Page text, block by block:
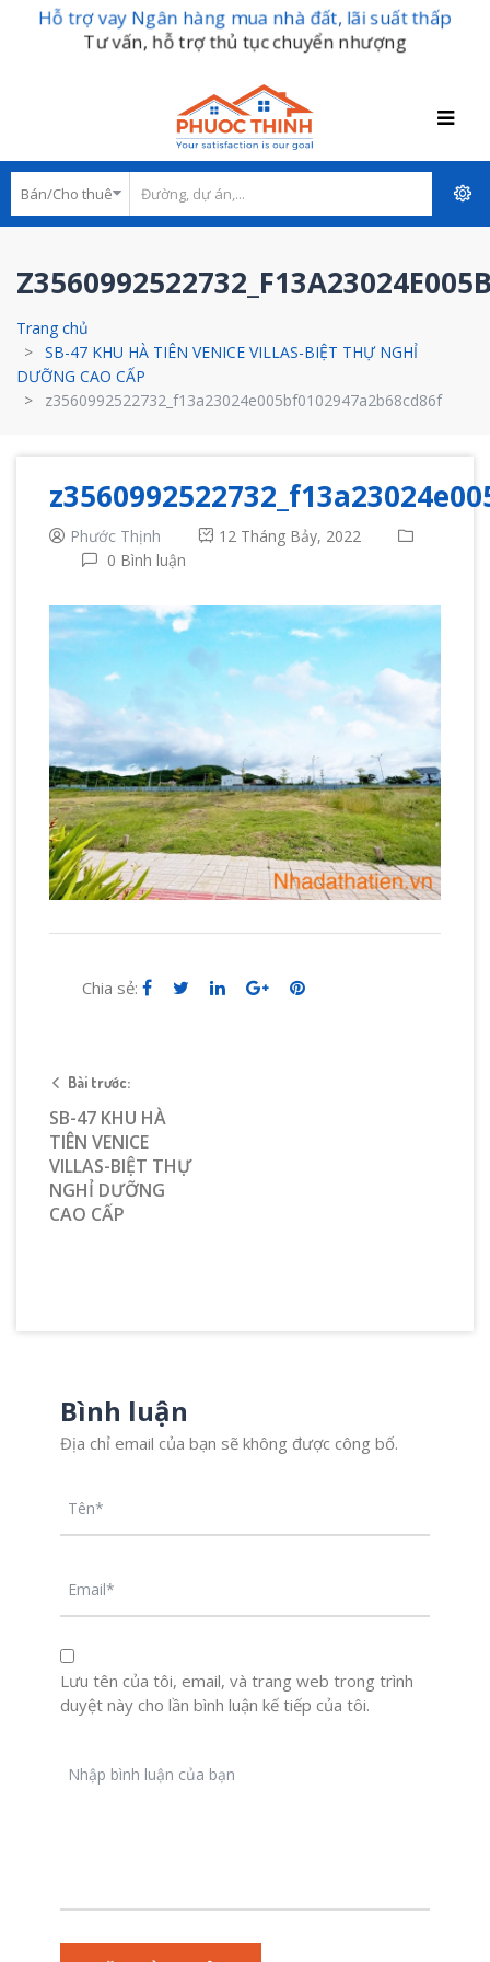
Hỗ trợ vay Ngân hàng mua nhà đất, lãi suất thấp
Tư vấn, hỗ trợ thủ tục chuyển nhượng
Trang chủ
SB-47 KHU HÀ TIÊN VENICE VILLAS-BIỆT THỰ NGHỈ
DƯỠNG CAO CẤP
z3560992522732_f13a23024e005bf0102947a2b68cd86f
Phước Thịnh
12 Tháng Bảy, 2022
0 Bình luận
Chia sẻ:
Bài trước:
SB-47 KHU HÀ
TIÊN VENICE
VILLAS-BIỆT THỰ
NGHỈ DƯỠNG
CAO CẤP
Bình luận
Địa chỉ email của bạn sẽ không được công bố.
Lưu tên của tôi, email, và trang web trong trình
duyệt này cho lần bình luận kế tiếp của tôi.